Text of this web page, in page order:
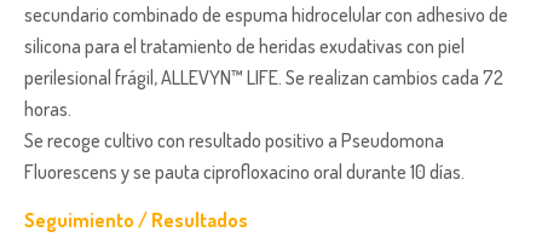
secundario combinado de espuma hidrocelular con adhesivo de
silicona para el tratamiento de heridas exudativas con piel
perilesional frágil, ALLEVYN™ LIFE. Se realizan cambios cada 72
horas.
Se recoge cultivo con resultado positivo a Pseudomona
Fluorescens y se pauta ciprofloxacino oral durante 10 días.
Seguimiento / Resultados